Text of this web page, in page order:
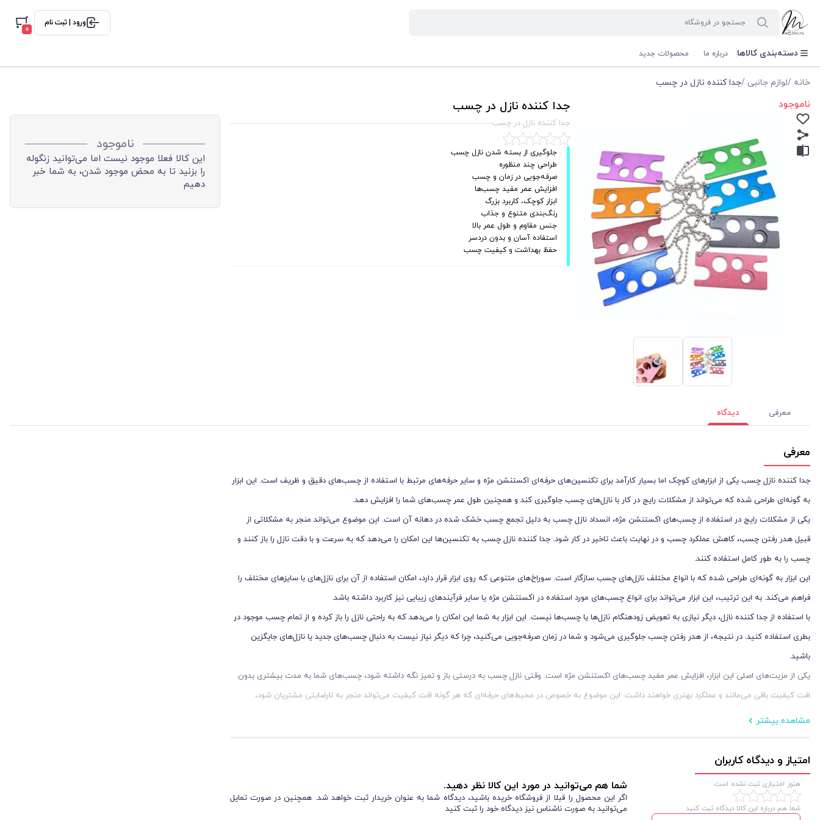
ورود | ثبت نام
0
دسته‌بندی کالاها درباره ما محصولات جدید
خانه /لوازم جانبی /جدا کننده نازل در چسب
ناموجود جدا کننده نازل در چسب
جدا کننده نازل در چسب
جلوگیری از بسته شدن نازل چسب
طراحی چند منظوره
صرفه‌جویی در زمان و چسب
افزایش عمر مفید چسب‌ها
ابزار کوچک، کاربرد بزرگ
رنگ‌بندی متنوع و جذاب
جنس مقاوم و طول عمر بالا
استفاده آسان و بدون دردسر
حفظ بهداشت و کیفیت چسب
ناموجود
این کالا فعلا موجود نیست اما می‌توانید زنگوله
را بزنید تا به محض موجود شدن، به شما خبر
دهیم
معرفی دیدگاه
معرفی
جدا کننده نازل چسب یکی از ابزارهای کوچک اما بسیار کارآمد برای تکنسین‌های حرفه‌ای اکستنشن مژه و سایر حرفه‌های مرتبط با استفاده از چسب‌های دقیق و ظریف است. این ابزار
به گونه‌ای طراحی شده که می‌تواند از مشکلات رایج در کار با نازل‌های چسب جلوگیری کند و همچنین طول عمر چسب‌های شما را افزایش دهد.
یکی از مشکلات رایج در استفاده از چسب‌های اکستنشن مژه، انسداد نازل چسب به دلیل تجمع چسب خشک شده در دهانه آن است. این موضوع می‌تواند منجر به مشکلاتی از
قبیل هدر رفتن چسب، کاهش عملکرد چسب و در نهایت باعث تاخیر در کار شود. جدا کننده نازل چسب به تکنسین‌ها این امکان را می‌دهد که به سرعت و با دقت نازل را باز کنند و
چسب را به طور کامل استفاده کنند.
این ابزار به گونه‌ای طراحی شده که با انواع مختلف نازل‌های چسب سازگار است. سوراخ‌های متنوعی که روی ابزار قرار دارد، امکان استفاده از آن برای نازل‌های با سایزهای مختلف را
فراهم می‌کند. به این ترتیب، این ابزار می‌تواند برای انواع چسب‌های مورد استفاده در اکستنشن مژه یا سایر فرآیندهای زیبایی نیز کاربرد داشته باشد.
با استفاده از جدا کننده نازل، دیگر نیازی به تعویض زودهنگام نازل‌ها یا چسب‌ها نیست. این ابزار به شما این امکان را می‌دهد که به راحتی نازل را باز کرده و از تمام چسب موجود در
بطری استفاده کنید. در نتیجه، از هدر رفتن چسب جلوگیری می‌شود و شما در زمان صرفه‌جویی می‌کنید، چرا که دیگر نیاز نیست به دنبال چسب‌های جدید یا نازل‌های جایگزین
باشید.
یکی از مزیت‌های اصلی این ابزار، افزایش عمر مفید چسب‌های اکستنشن مژه است. وقتی نازل چسب به درستی باز و تمیز نگه داشته شود، چسب‌های شما به مدت بیشتری بدون
افت کیفیت باقی می‌مانند و عملکرد بهتری خواهند داشت. این موضوع به خصوص در محیط‌های حرفه‌ای که هر گونه افت کیفیت می‌تواند منجر به نارضایتی مشتریان شود،
اهمیت ویژه‌ای دارد.
این ابزار را در کیت کاری خود به همراه داشته باشید و هر زمان که نیاز باشد، نازل‌های چسب خود را تمیز و باز کنید.
این ابزار در رنگ‌های متنوعی مانند صورتی، بنفش، سبز، آبی، نارنجی و ... ارائه می‌شود که علاوه بر زیبایی، به راحتی قابل شناسایی در میان سایر ابزارهاست. همچنین این رنگ‌ها
می‌توانند به شما کمک کنند تا ابزارهای مختلف را به راحتی مرتب کنید و از هم تفکیک کنید.
جدا کننده نازل چسب از مواد مقاوم و باکیفیتی ساخته شده که به آن امکان می‌دهد در برابر فشارهای زیاد و استفاده مکرر مقاوم باشد. این ابزار در برابر زنگ‌زدگی، خراشیدگی و
مشاهده بیشتر
امتیاز و دیدگاه کاربران
هنوز امتیازی ثبت نشده است.
شما هم درباره این کالا دیدگاه ثبت کنید
شما هم می‌توانید در مورد این کالا نظر دهید.
اگر این محصول را قبلا از فروشگاه خریده باشید، دیدگاه شما به عنوان خریدار ثبت خواهد شد. همچنین در صورت تمایل
می‌توانید به صورت ناشناس نیز دیدگاه خود را ثبت کنید